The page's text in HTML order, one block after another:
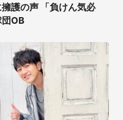
護の声 「負けん気必
OB